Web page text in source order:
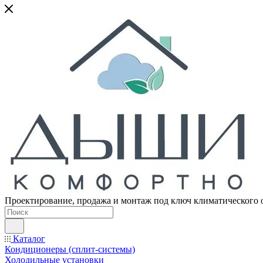
Проектирование, продажа и монтаж под ключ климатического
Каталог
Кондиционеры (сплит-системы)
Холодильные установки